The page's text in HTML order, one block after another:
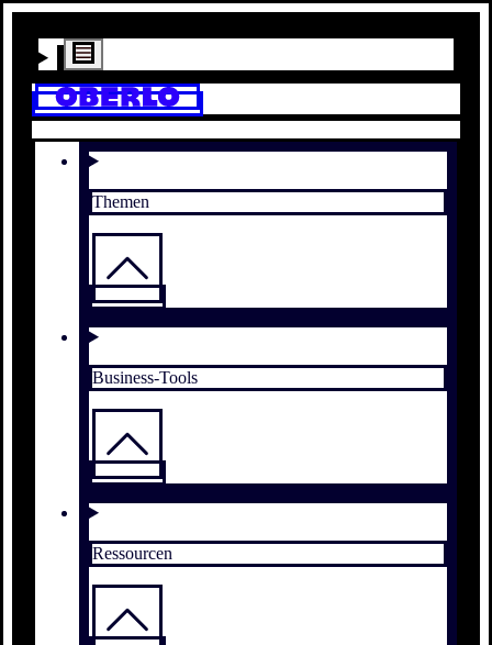
Themen
Business-Tools
Ressourcen